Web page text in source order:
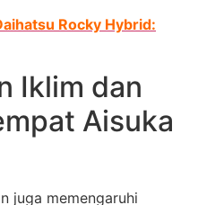
Rocky Hybrid:
Iklim dan
Aisuka
juga memengaruhi